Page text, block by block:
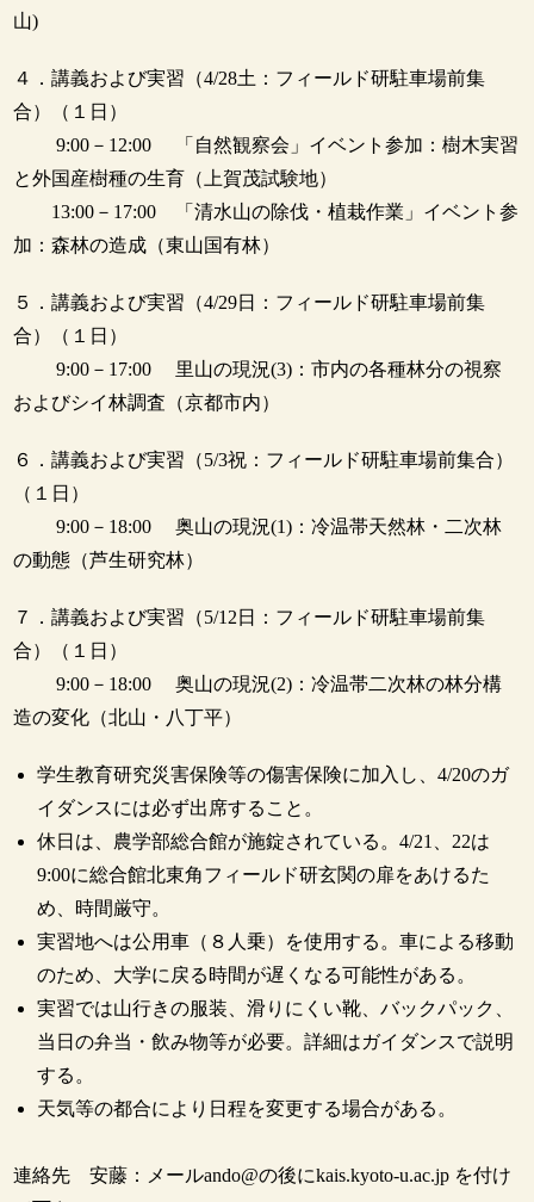
山)
４．講義および実習（4/28土：フィールド研駐車場前集
合）（１日）
9:00－12:00 「自然観察会」イベント参加：樹木実習
と外国産樹種の生育（上賀茂試験地）
13:00－17:00 「清水山の除伐・植栽作業」イベント参
加：森林の造成（東山国有林）
５．講義および実習（4/29日：フィールド研駐車場前集
合）（１日）
9:00－17:00 里山の現況(3)：市内の各種林分の視察
およびシイ林調査（京都市内）
６．講義および実習（5/3祝：フィールド研駐車場前集合）
（１日）
9:00－18:00 奥山の現況(1)：冷温帯天然林・二次林
の動態（芦生研究林）
７．講義および実習（5/12日：フィールド研駐車場前集
合）（１日）
9:00－18:00 奥山の現況(2)：冷温帯二次林の林分構
造の変化（北山・八丁平）
学生教育研究災害保険等の傷害保険に加入し、4/20のガ
イダンスには必ず出席すること。
休日は、農学部総合館が施錠されている。4/21、22は
9:00に総合館北東角フィールド研玄関の扉をあけるた
め、時間厳守。
実習地へは公用車（８人乗）を使用する。車による移動
のため、大学に戻る時間が遅くなる可能性がある。
実習では山行きの服装、滑りにくい靴、バックパック、
当日の弁当・飲み物等が必要。詳細はガイダンスで説明
する。
天気等の都合により日程を変更する場合がある。
連絡先 安藤：メールando@の後にkais.kyoto-u.ac.jp を付け